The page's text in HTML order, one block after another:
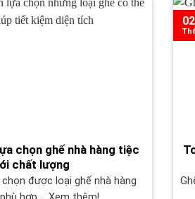
chọn ghế nhà hàng tiệc
chất lượng
được loại ghế nhà hàng
02